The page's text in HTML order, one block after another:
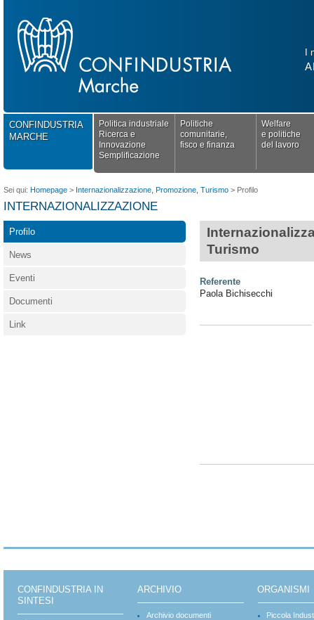
CONFINDUSTRIA
MARCHE
Politica industriale
Ricerca e
Innovazione
Semplificazione
Politiche
comunitarie,
fisco e finanza
Welfare
e politiche
del lavoro
Sei qui: Homepage > Internazionalizzazione, Promozione, Turismo > Profilo
INTERNAZIONALIZZAZIONE
Turismo
Referente
Paola Bichisecchi
Profilo
News
Eventi
Documenti
Link
CONFINDUSTRIA IN
SINTESI
ARCHIVIO
Archivio documenti
ORGANISMI
Piccola